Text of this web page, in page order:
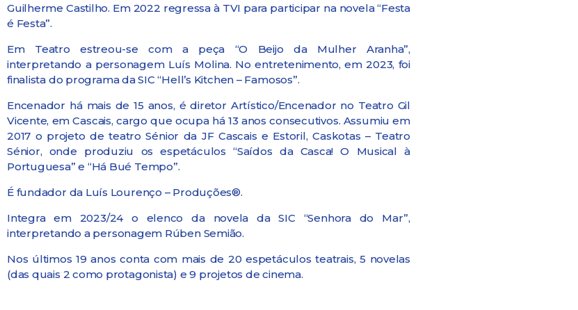
Guilherme Castilho. Em 2022 regressa à TVI para participar na novela “Festa
é Festa”.
Em Teatro estreou-se com a peça “O Beijo da Mulher Aranha”,
interpretando a personagem Luís Molina. No entretenimento, em 2023, foi
finalista do programa da SIC “Hell’s Kitchen – Famosos”.
Encenador há mais de 15 anos, é diretor Artístico/Encenador no Teatro Gil
Vicente, em Cascais, cargo que ocupa há 13 anos consecutivos. Assumiu em
2017 o projeto de teatro Sénior da JF Cascais e Estoril, Caskotas – Teatro
Sénior, onde produziu os espetáculos “Saídos da Casca! O Musical à
Portuguesa” e “Há Bué Tempo”.
É fundador da Luís Lourenço – Produções®.
Integra em 2023/24 o elenco da novela da SIC “Senhora do Mar”,
interpretando a personagem Rúben Semião.
Nos últimos 19 anos conta com mais de 20 espetáculos teatrais, 5 novelas
(das quais 2 como protagonista) e 9 projetos de cinema.